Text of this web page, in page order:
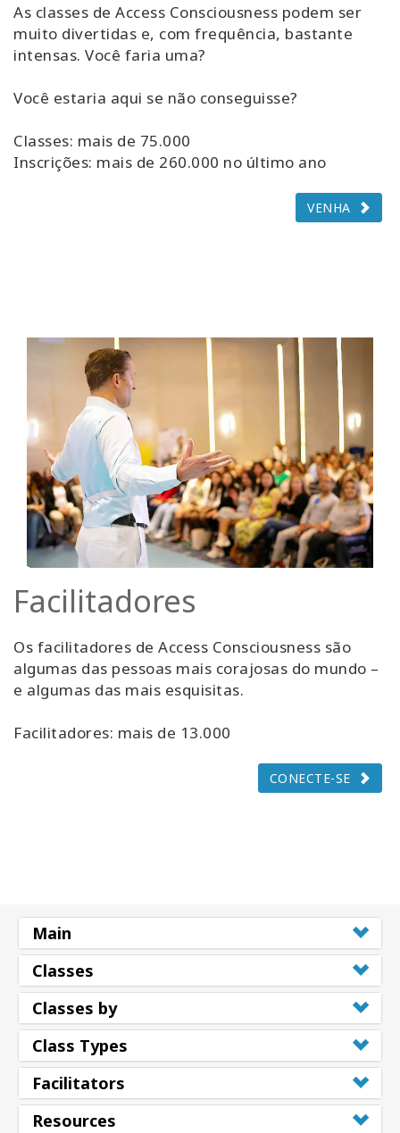
As classes de Access Consciousness podem ser
muito divertidas e, com frequência, bastante
intensas. Você faria uma?
Você estaria aqui se não conseguisse?
Classes: mais de 75.000
Inscrições: mais de 260.000 no último ano
VENHA
Facilitadores
Os facilitadores de Access Consciousness são
algumas das pessoas mais corajosas do mundo –
e algumas das mais esquisitas.
Facilitadores: mais de 13.000
CONECTE-SE
Main
Classes
Classes by
Class Types
Facilitators
Resources